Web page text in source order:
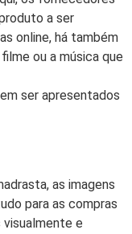
a ser
online, há também
ou a música que
ser apresentados
as imagens
para as compras
e